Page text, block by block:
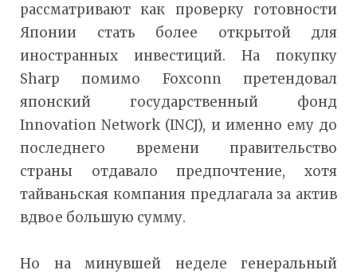
рассматривают как проверку готовности
Японии стать более открытой для
иностранных инвестиций. На покупку
Sharp помимо Foxconn претендовал
японский государственный фонд
Innovation Network (INCJ), и именно ему до
последнего времени правительство
страны отдавало предпочтение, хотя
тайваньская компания предлагала за актив
вдвое большую сумму.
Но на минувшей неделе генеральный